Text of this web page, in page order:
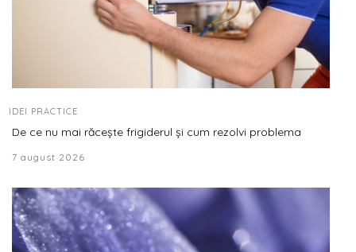
IDEI PRACTICE
De ce nu mai răcește frigiderul și cum rezolvi problema
7 august 2026